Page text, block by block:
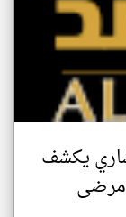
يكشف
مرضى